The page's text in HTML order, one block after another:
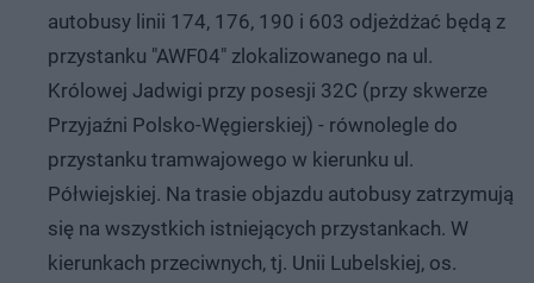
autobusy linii 174, 176, 190 i 603 odjeżdżać będą z
przystanku "AWF04" zlokalizowanego na ul.
Królowej Jadwigi przy posesji 32C (przy skwerze
Przyjaźni Polsko-Węgierskiej) - równolegle do
przystanku tramwajowego w kierunku ul.
Półwiejskiej. Na trasie objazdu autobusy zatrzymują
się na wszystkich istniejących przystankach. W
kierunkach przeciwnych, tj. Unii Lubelskiej, os.